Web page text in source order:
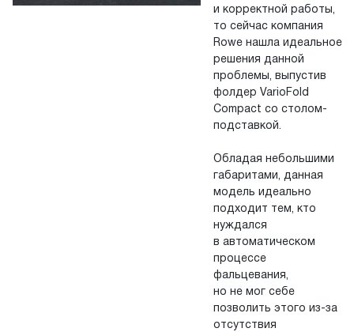
и корректной работы,
то сейчас компания
Rowe нашла идеальное
решения данной
проблемы, выпустив
фолдер VarioFold
Compact со столом-
подставкой.
Обладая небольшими
габаритами, данная
модель идеально
подходит тем, кто
нуждался
в автоматическом
процессе
фальцевания,
но не мог себе
позволить этого из-за
отсутствия